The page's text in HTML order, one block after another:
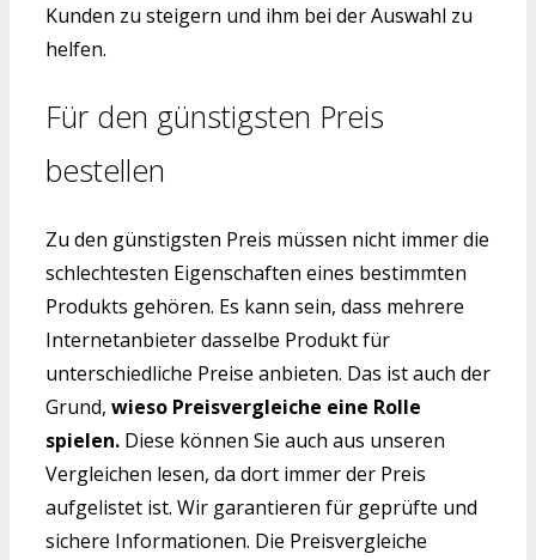
Kunden zu steigern und ihm bei der Auswahl zu
helfen.
Für den günstigsten Preis
bestellen
Zu den günstigsten Preis müssen nicht immer die
schlechtesten Eigenschaften eines bestimmten
Produkts gehören. Es kann sein, dass mehrere
Internetanbieter dasselbe Produkt für
unterschiedliche Preise anbieten. Das ist auch der
Grund, wieso Preisvergleiche eine Rolle
spielen. Diese können Sie auch aus unseren
Vergleichen lesen, da dort immer der Preis
aufgelistet ist. Wir garantieren für geprüfte und
sichere Informationen. Die Preisvergleiche